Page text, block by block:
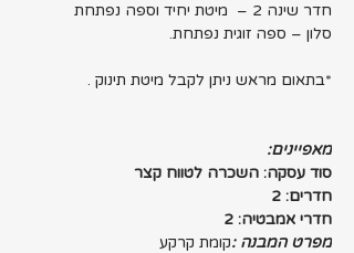
חדר שינה 2 –  מיטת יחיד וספה נפתחת
סלון – ספה זוגית נפתחת.
*בתאום מראש ניתן לקבל מיטת תינוק .
מאפיינים:
סוד עסקה: השכרה לטווח קצר
חדרים: 2
חדרי אמבטיה: 2
מפרט המבנה :קומת קרקע